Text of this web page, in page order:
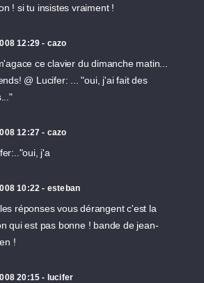
! si tu insistes vraiment !
12:29 - cazo
ce clavier du dimanche matin...
@ Lucifer: ... "oui, j'ai fait des
12:27 - cazo
j'a
10:22 - esteban
réponses vous dérangent c'est la
qui est pas bonne ! bande de jean-
!
20:15 - lucifer